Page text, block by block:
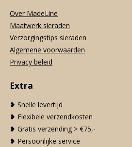
Over MadeLine
Maatwerk sieraden
Verzorgingstips sieraden
Algemene voorwaarden
Privacy beleid
Extra
❥ Snelle levertijd
❥ Flexibele verzendkosten
❥ Gratis verzending > €75,-
❥ Persoonlijke service